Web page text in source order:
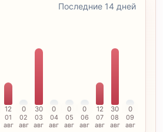
Последние 14 дней
12
01
авг
0
02
авг
30
03
авг
0
04
авг
0
05
авг
0
06
авг
12
07
авг
30
08
авг
0
09
авг